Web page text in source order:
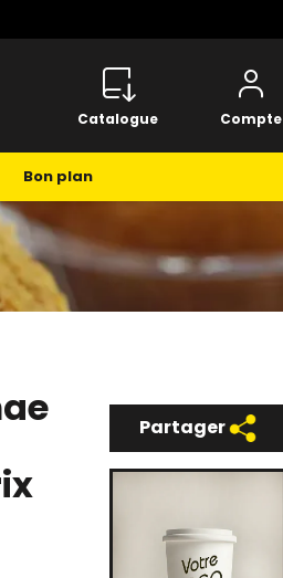
Catalogue Compte
Bon plan
Partager